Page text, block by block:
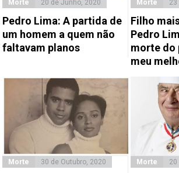
Morte 20 de Junho, 2020
Pedro Lima: A partida de
um homem a quem não
faltavam planos
Morte 23
Filho
Pedro
morte do
meu
Morte 30 de Outubro, 2020 Morte 20